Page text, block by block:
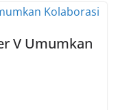
V Umumkan